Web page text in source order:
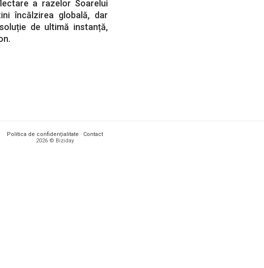
a razelor Soarelui
încălzirea globală, dar
de ultimă instanță,
Politica de confidențialitate · Contact
2026 © Biziday